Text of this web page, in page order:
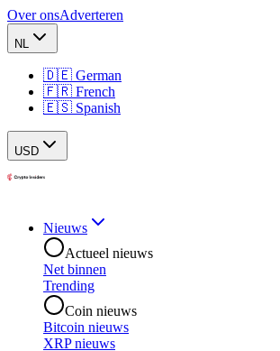
Over onsAdverteren
NL
🇩🇪 German
🇫🇷 French
🇪🇸 Spanish
USD
Nieuws
Actueel nieuws
Net binnen
Trending
Coin nieuws
Bitcoin nieuws
XRP nieuws